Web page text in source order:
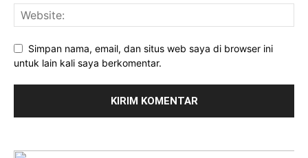
Simpan nama, email, dan situs web saya di browser ini
untuk lain kali saya berkomentar.